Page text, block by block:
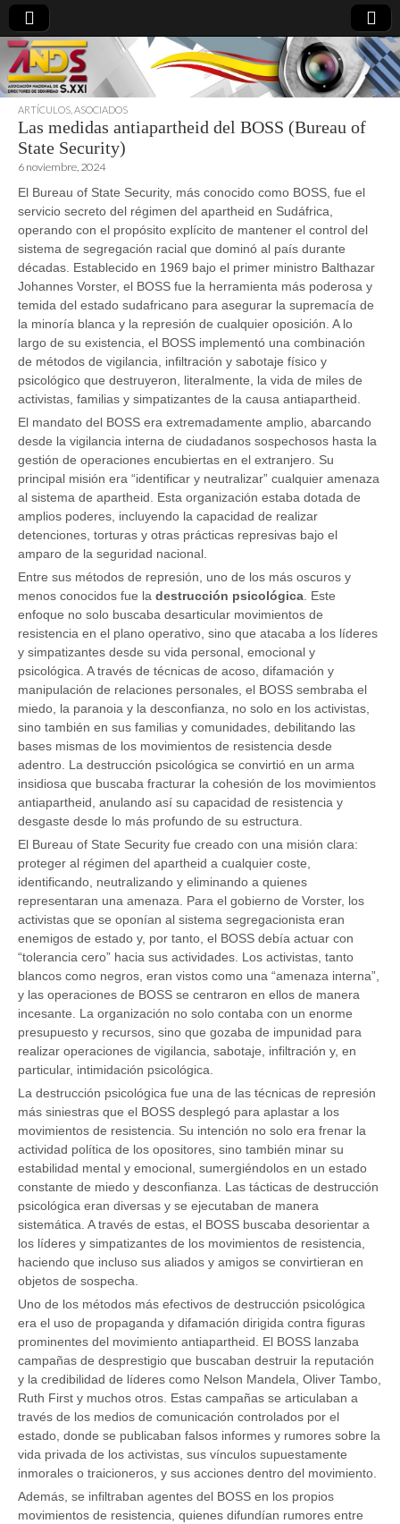
directoresdeseguridad.es
ARTÍCULOS ASOCIADOS
Las medidas antiapartheid del BOSS (Bureau of
State Security)
6 noviembre, 2024
El Bureau of State Security, más conocido como BOSS, fue el
servicio secreto del régimen del apartheid en Sudáfrica,
operando con el propósito explícito de mantener el control del
sistema de segregación racial que dominó al país durante
décadas. Establecido en 1969 bajo el primer ministro Balthazar
Johannes Vorster, el BOSS fue la herramienta más poderosa y
temida del estado sudafricano para asegurar la supremacía de
la minoría blanca y la represión de cualquier oposición. A lo
largo de su existencia, el BOSS implementó una combinación
de métodos de vigilancia, infiltración y sabotaje físico y
psicológico que destruyeron, literalmente, la vida de miles de
activistas, familias y simpatizantes de la causa antiapartheid.
El mandato del BOSS era extremadamente amplio, abarcando
desde la vigilancia interna de ciudadanos sospechosos hasta la
gestión de operaciones encubiertas en el extranjero. Su
principal misión era “identificar y neutralizar” cualquier amenaza
al sistema de apartheid. Esta organización estaba dotada de
amplios poderes, incluyendo la capacidad de realizar
detenciones, torturas y otras prácticas represivas bajo el
amparo de la seguridad nacional.
Entre sus métodos de represión, uno de los más oscuros y
menos conocidos fue la destrucción psicológica . Este
enfoque no solo buscaba desarticular movimientos de
resistencia en el plano operativo, sino que atacaba a los líderes
y simpatizantes desde su vida personal, emocional y
psicológica. A través de técnicas de acoso, difamación y
manipulación de relaciones personales, el BOSS sembraba el
miedo, la paranoia y la desconfianza, no solo en los activistas,
sino también en sus familias y comunidades, debilitando las
bases mismas de los movimientos de resistencia desde
adentro. La destrucción psicológica se convirtió en un arma
insidiosa que buscaba fracturar la cohesión de los movimientos
antiapartheid, anulando así su capacidad de resistencia y
desgaste desde lo más profundo de su estructura.
El Bureau of State Security fue creado con una misión clara:
proteger al régimen del apartheid a cualquier coste,
identificando, neutralizando y eliminando a quienes
representaran una amenaza. Para el gobierno de Vorster, los
activistas que se oponían al sistema segregacionista eran
enemigos de estado y, por tanto, el BOSS debía actuar con
“tolerancia cero” hacia sus actividades. Los activistas, tanto
blancos como negros, eran vistos como una “amenaza interna”,
y las operaciones de BOSS se centraron en ellos de manera
incesante. La organización no solo contaba con un enorme
presupuesto y recursos, sino que gozaba de impunidad para
realizar operaciones de vigilancia, sabotaje, infiltración y, en
particular, intimidación psicológica.
La destrucción psicológica fue una de las técnicas de represión
más siniestras que el BOSS desplegó para aplastar a los
movimientos de resistencia. Su intención no solo era frenar la
actividad política de los opositores, sino también minar su
estabilidad mental y emocional, sumergiéndolos en un estado
constante de miedo y desconfianza. Las tácticas de destrucción
psicológica eran diversas y se ejecutaban de manera
sistemática. A través de estas, el BOSS buscaba desorientar a
los líderes y simpatizantes de los movimientos de resistencia,
haciendo que incluso sus aliados y amigos se convirtieran en
objetos de sospecha.
Uno de los métodos más efectivos de destrucción psicológica
era el uso de propaganda y difamación dirigida contra figuras
prominentes del movimiento antiapartheid. El BOSS lanzaba
campañas de desprestigio que buscaban destruir la reputación
y la credibilidad de líderes como Nelson Mandela, Oliver Tambo,
Ruth First y muchos otros. Estas campañas se articulaban a
través de los medios de comunicación controlados por el
estado, donde se publicaban falsos informes y rumores sobre la
vida privada de los activistas, sus vínculos supuestamente
inmorales o traicioneros, y sus acciones dentro del movimiento.
Además, se infiltraban agentes del BOSS en los propios
movimientos de resistencia, quienes difundían rumores entre